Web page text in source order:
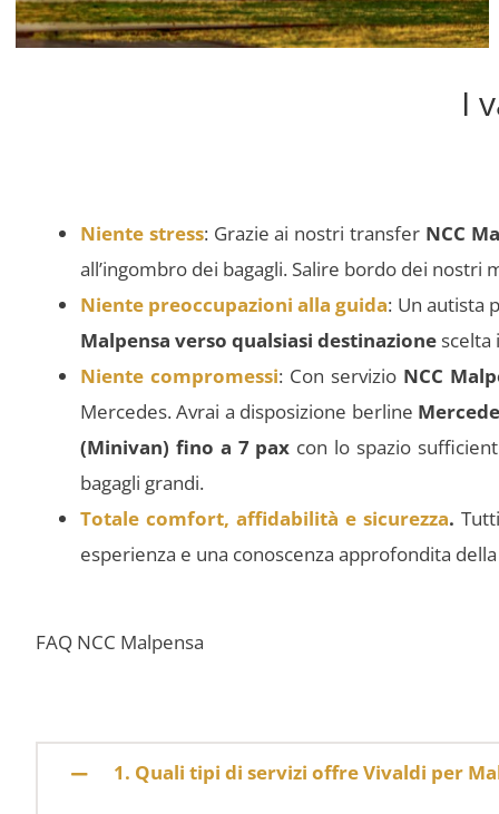
I
Niente stress: Grazie ai nostri transfer NCC
all’ingombro dei bagagli. Salire bordo dei
Niente preoccupazioni alla guida: Un autista
Malpensa verso qualsiasi destinazionescelta
Niente compromessi: Con servizioNCC
Mercedes. Avrai a disposizione berline
(Minivan) fino a 7 pax con lo spazio
bagagli grandi.
Totale comfort, affidabilità e sicurezza.
esperienza e una conoscenza approfondita
FAQ NCC Malpensa
1. Quali tipi di servizi offre Vivaldi per